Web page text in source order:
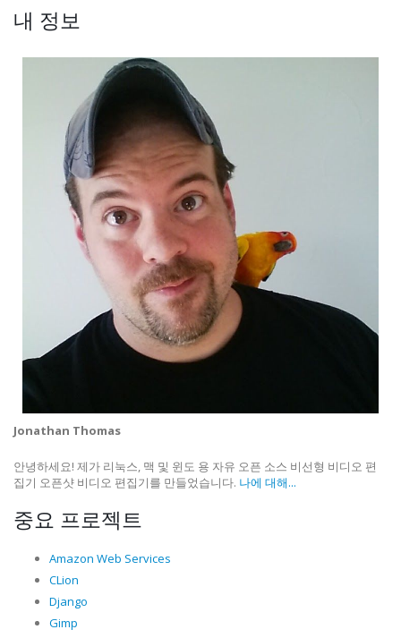
내 정보
Jonathan Thomas
안녕하세요! 제가 리눅스, 맥 및 윈도 용 자유 오픈 소스 비선형 비디오 편
집기 오픈샷 비디오 편집기를 만들었습니다. 나에 대해...
중요 프로젝트
Amazon Web Services
CLion
Django
Gimp